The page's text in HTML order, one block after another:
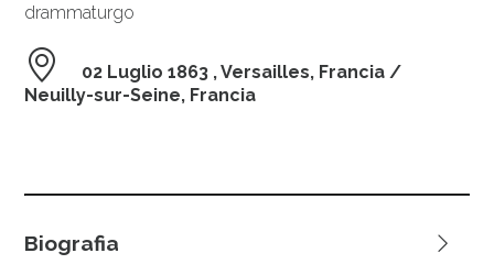
drammaturgo
02 Luglio 1863 , Versailles, Francia /
Neuilly-sur-Seine, Francia
Biografia